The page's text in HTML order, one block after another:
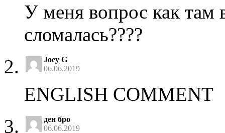
У меня вопрос как там
сломалась????
Joey G
06.06.2019
ENGLISH COMMENT
ден бро
06.06.2019